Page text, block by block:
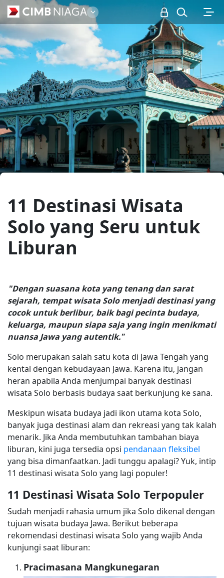
Personal
11 Destinasi Wisata
Solo yang Seru untuk
Liburan
"Dengan suasana kota yang tenang dan sarat
sejarah, tempat wisata Solo menjadi destinasi yang
cocok untuk berlibur, baik bagi pecinta budaya,
keluarga, maupun siapa saja yang ingin menikmati
nuansa Jawa yang autentik.”
Solo merupakan salah satu kota di Jawa Tengah yang
kental dengan kebudayaan Jawa. Karena itu, jangan
heran apabila Anda menjumpai banyak destinasi
wisata Solo berbasis budaya saat berkunjung ke sana.
Meskipun wisata budaya jadi ikon utama kota Solo,
banyak juga destinasi alam dan rekreasi yang tak kalah
menarik. Jika Anda membutuhkan tambahan biaya
liburan, kini juga tersedia opsi pendanaan fleksibel
yang bisa dimanfaatkan. Jadi tunggu apalagi? Yuk, intip
11 destinasi wisata Solo yang lagi populer!
11 Destinasi Wisata Solo Terpopuler
Sudah menjadi rahasia umum jika Solo dikenal dengan
tujuan wisata budaya Jawa. Berikut beberapa
rekomendasi destinasi wisata Solo yang wajib Anda
kunjungi saat liburan:
Pracimasana Mangkunegaran